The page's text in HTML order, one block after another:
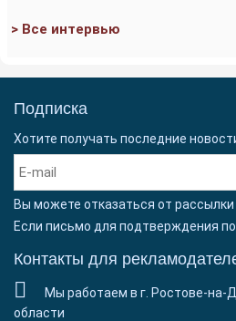
> Все интервью
Подписка
Хотите получать последние
Вы можете отказаться от
Если письмо для подтверждения
Контакты для
Мы работаем в г. Ростове-на-
области